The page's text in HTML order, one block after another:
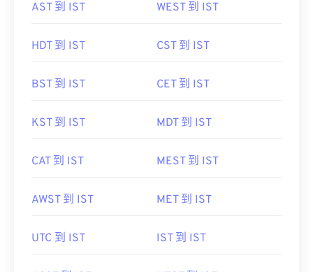
AST 到 IST WEST 到 IST
HDT 到 IST CST 到 IST
BST 到 IST CET 到 IST
KST 到 IST MDT 到 IST
CAT 到 IST MEST 到 IST
AWST 到 IST MET 到 IST
UTC 到 IST IST 到 IST